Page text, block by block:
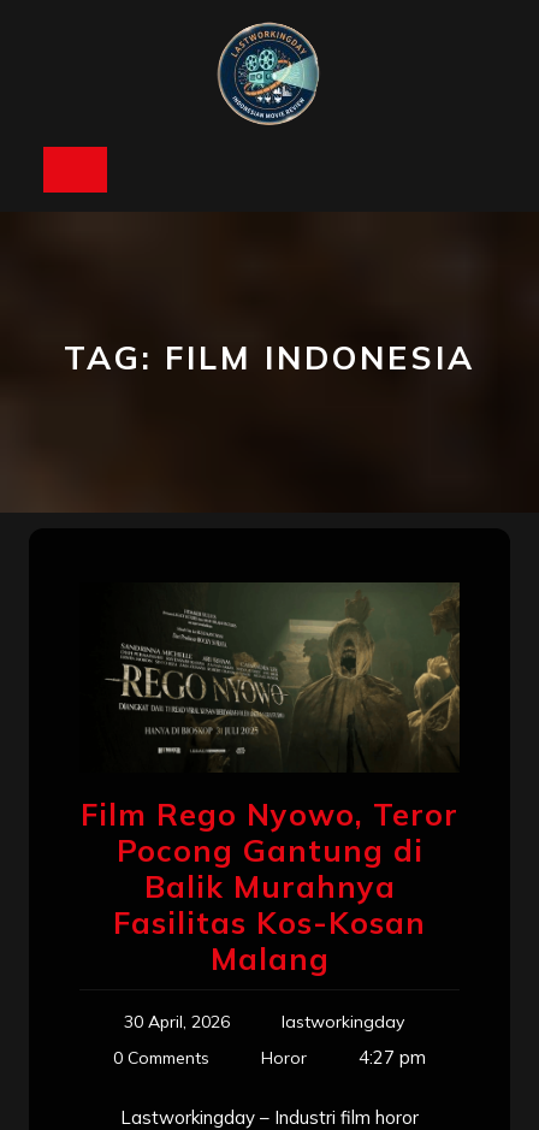
TAG: FILM INDONESIA
Film Rego Nyowo, Teror
Pocong Gantung di
Balik Murahnya
Fasilitas Kos-Kosan
Malang
30 April, 2026
lastworkingday
0 Comments
Horor 4:27 pm
Lastworkingday – Industri film horor